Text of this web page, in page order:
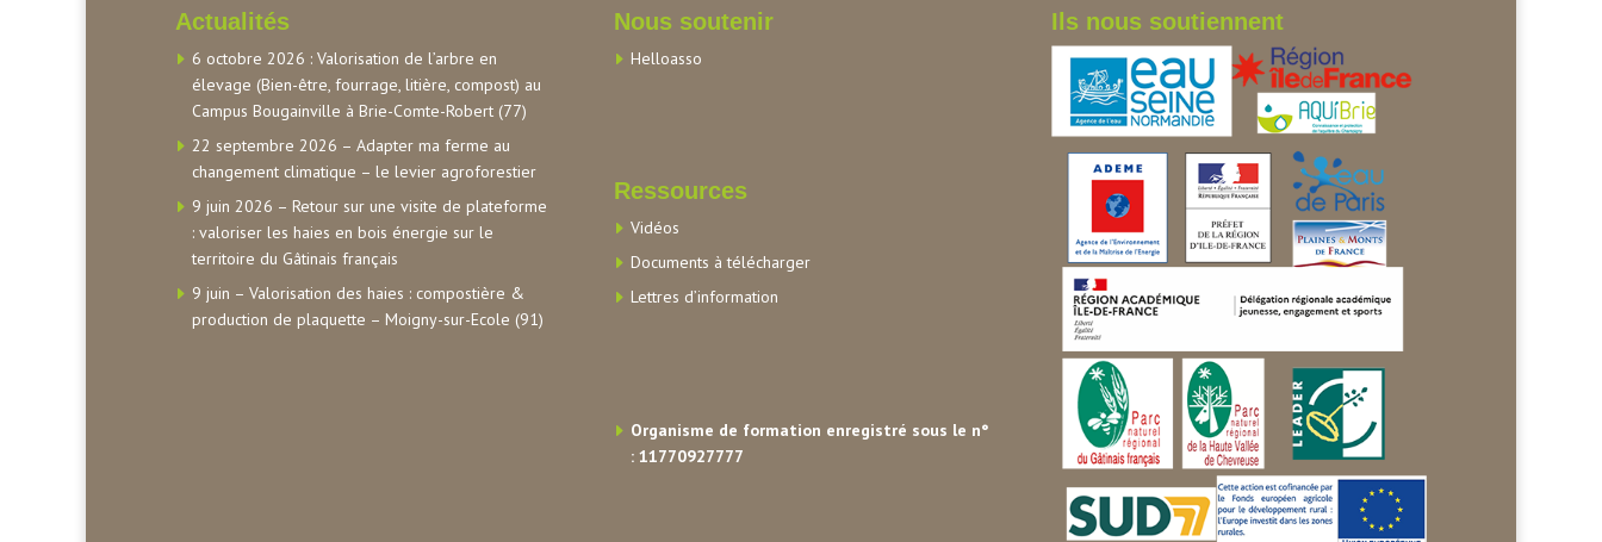
Actualités
6 octobre 2026 : Valorisation de l’arbre en
élevage (Bien-être, fourrage, litière, compost) au
Campus Bougainville à Brie-Comte-Robert (77)
22 septembre 2026 – Adapter ma ferme au
changement climatique – le levier agroforestier
9 juin 2026 – Retour sur une visite de plateforme
: valoriser les haies en bois énergie sur le
territoire du Gâtinais français
9 juin – Valorisation des haies : compostière &
production de plaquette – Moigny-sur-Ecole (91)
Nous soutenir
Helloasso
Ressources
Vidéos
Documents à télécharger
Lettres d’information
Organisme de formation enregistré sous le n°
: 11770927777
Ils nous soutiennent